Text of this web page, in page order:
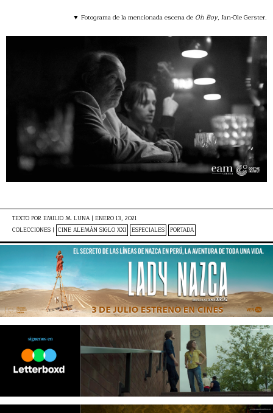
▼ Fotograma de la mencionada escena de Oh Boy, Jan-Ole Gerster.
TEXTO POR EMILIO M. LUNA | ENERO 13, 2021
COLECCIONES | CINE ALEMÁN SIGLO XXI ESPECIALES PORTADA